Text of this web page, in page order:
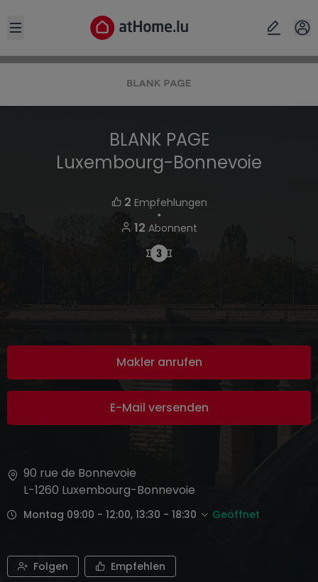
Open sidebar
BLANK PAGE
Luxembourg-Bonnevoie
2 Empfehlungen
・
12 Abonnent
Makler anrufen
E-Mail versenden
90 rue de Bonnevoie
L-1260 Luxembourg-Bonnevoie
Montag 09:00 - 12:00, 13:30 - 18:30 Geöffnet
Folgen Empfehlen